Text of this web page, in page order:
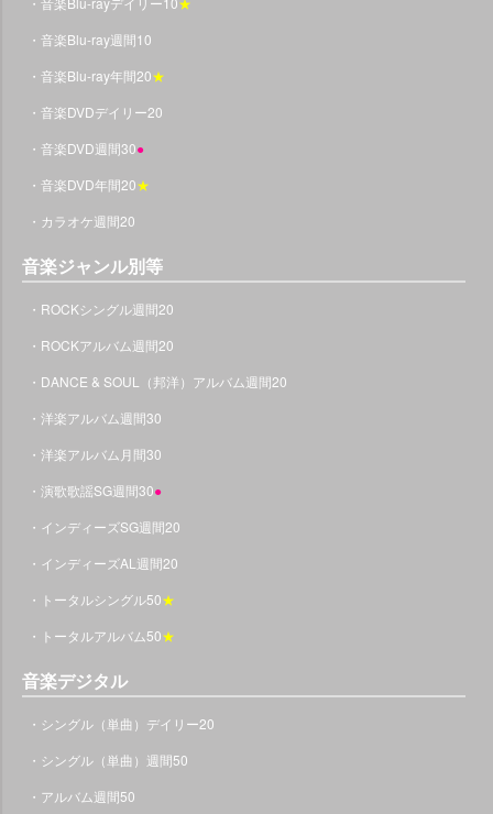
・音楽Blu-ray週間10
・音楽Blu-ray年間20★
・音楽DVDデイリー20
・音楽DVD週間30●
・音楽DVD年間20★
・カラオケ週間20
音楽ジャンル別等
・ROCKシングル週間20
・ROCKアルバム週間20
・DANCE & SOUL（邦洋）アルバム週間20
・洋楽アルバム週間30
・洋楽アルバム月間30
・演歌歌謡SG週間30●
・インディーズSG週間20
・インディーズAL週間20
・トータルシングル50★
・トータルアルバム50★
音楽デジタル
・シングル（単曲）デイリー20
・シングル（単曲）週間50
・アルバム週間50